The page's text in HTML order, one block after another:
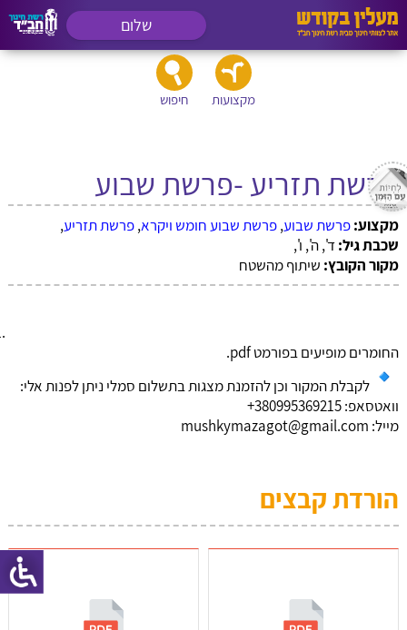
שלום
מקצועות חיפוש
פרשת תזריע -פרשת שבוע
מקצוע:פרשת שבוע,פרשת שבוע חומש ויקרא,פרשת תזריע,
שכבת גיל:ד', ה', ו',
מקור הקובץ: שיתוף מהשטח
החומרים מופיעים בפורמט pdf.
לקבלת המקור וכן להזמנת מצגות בתשלום סמלי ניתן לפנות אלי:
וואטסאפ: 380995369215+
מייל: mushkymazagot@gmail.com
הורדת קבצים